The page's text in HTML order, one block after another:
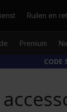
Ruilen en
Premium
CODE